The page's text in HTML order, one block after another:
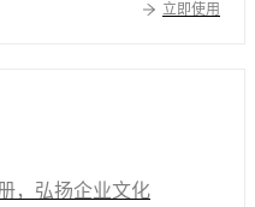
立即使用
，弘扬企业文化